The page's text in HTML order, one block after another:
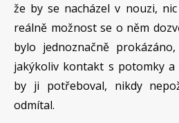
že by se nacházel v nouzi,
reálně možnost se o něm
bylo jednoznačně
jakýkoliv kontakt s potomky
by ji potřeboval, nikdy
odmítal.